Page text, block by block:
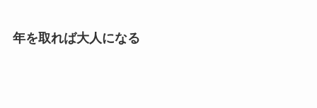
年を取れば大人になる